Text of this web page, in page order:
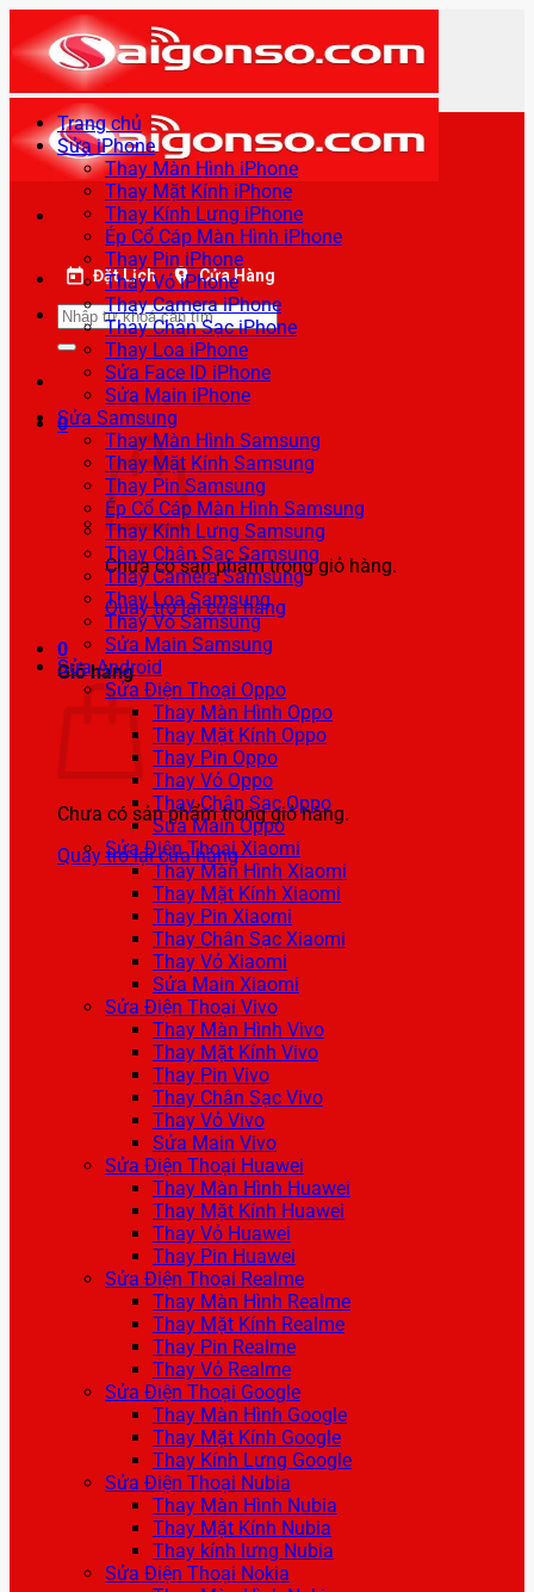
qua
nội
dung
Đặt Lịch Cửa Hàng
Tìm
kiếm:
0
Chưa có sản phẩm trong giỏ hàng.
Quay trở lại cửa hàng
0
Giỏ hàng
Chưa có sản phẩm trong giỏ hàng.
Quay trở lại cửa hàng
Trang chủ
Sửa iPhone
Thay Màn Hình iPhone
Thay Mặt Kính iPhone
Thay Kính Lưng iPhone
Ép Cổ Cáp Màn Hình iPhone
Thay Pin iPhone
Thay Vỏ iPhone
Thay Camera iPhone
Thay Chân Sạc iPhone
Thay Loa iPhone
Sửa Face ID iPhone
Sửa Main iPhone
Sửa Samsung
Thay Màn Hình Samsung
Thay Mặt Kính Samsung
Thay Pin Samsung
Ép Cổ Cáp Màn Hình Samsung
Thay Kính Lưng Samsung
Thay Chân Sạc Samsung
Thay Camera Samsung
Thay Loa Samsung
Thay Vỏ Samsung
Sửa Main Samsung
Sửa Android
Sửa Điện Thoại Oppo
Thay Màn Hình Oppo
Thay Mặt Kính Oppo
Thay Pin Oppo
Thay Vỏ Oppo
Thay Chân Sạc Oppo
Sửa Main Oppo
Sửa Điện Thoại Xiaomi
Thay Màn Hình Xiaomi
Thay Mặt Kính Xiaomi
Thay Pin Xiaomi
Thay Chân Sạc Xiaomi
Thay Vỏ Xiaomi
Sửa Main Xiaomi
Sửa Điện Thoại Vivo
Thay Màn Hình Vivo
Thay Mặt Kính Vivo
Thay Pin Vivo
Thay Chân Sạc Vivo
Thay Vỏ Vivo
Sửa Main Vivo
Sửa Điện Thoại Huawei
Thay Màn Hình Huawei
Thay Mặt Kính Huawei
Thay Vỏ Huawei
Thay Pin Huawei
Sửa Điện Thoại Realme
Thay Màn Hình Realme
Thay Mặt Kính Realme
Thay Pin Realme
Thay Vỏ Realme
Sửa Điện Thoại Google
Thay Màn Hình Google
Thay Mặt Kính Google
Thay Kính Lưng Google
Sửa Điện Thoại Nubia
Thay Màn Hình Nubia
Thay Mặt Kính Nubia
Thay kính lưng Nubia
Sửa Điện Thoại Nokia